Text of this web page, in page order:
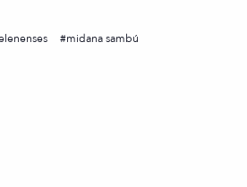
midana sambú